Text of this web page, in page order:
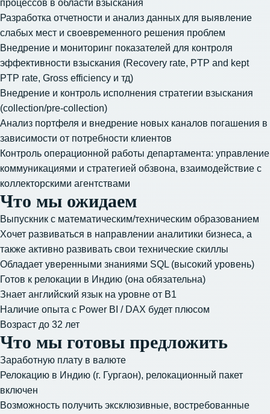
процессов в области взыскания
Разработка отчетности и анализ данных для выявление
слабых мест и своевременного решения проблем
Внедрение и мониторинг показателей для контроля
эффективности взыскания (Recovery rate, PTP and kept
PTP rate, Gross efficiency и тд)
Внедрение и контроль исполнения стратегии взыскания
(collection/pre-collection)
Анализ портфеля и внедрение новых каналов погашения в
зависимости от потребности клиентов
Контроль операционной работы департамента: управление
коммуникациями и стратегией обзвона, взаимодействие с
коллекторскими агентствами
Что мы ожидаем
Выпускник с математическим/техническим образованием
Хочет развиваться в направлении аналитики бизнеса, а
также активно развивать свои технические скиллы
Обладает уверенными знаниями SQL (высокий уровень)
Готов к релокации в Индию (она обязательна)
Знает английский язык на уровне от В1
Наличие опыта с Power BI / DAX будет плюсом
Возраст до 32 лет
Что мы готовы предложить
Заработную плату в валюте
Релокацию в Индию (г. Гургаон), релокационный пакет
включен
Возможность получить эксклюзивные, востребованные